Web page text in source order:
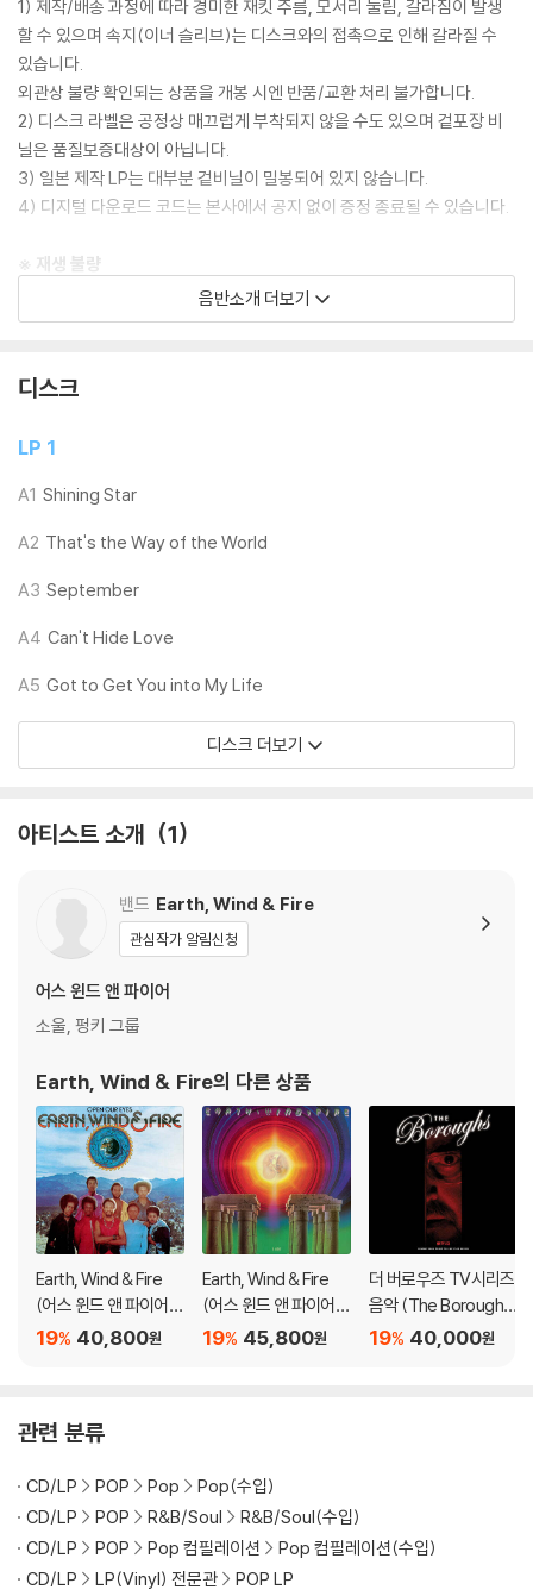
1) 제작/배송 과정에 따라 경미한 재킷 주름, 모서리 눌림, 갈라짐이 발생
할 수 있으며 속지(이너 슬리브)는 디스크와의 접촉으로 인해 갈라질 수
있습니다.
외관상 불량 확인되는 상품을 개봉 시엔 반품/교환 처리 불가합니다.
2) 디스크 라벨은 공정상 매끄럽게 부착되지 않을 수도 있으며 겉포장 비
닐은 품질보증대상이 아닙니다.
3) 일본 제작 LP는 대부분 겉비닐이 밀봉되어 있지 않습니다.
4) 디지털 다운로드 코드는 본사에서 공지 없이 증정 종료될 수 있습니다.
※ 재생 불량
1) 침압 조절 기능이 없는 턴테이블을 사용하시는 경우, (주로 올인원 형태
모델) 다이내믹 사운드의 편차가 큰 트랙을 재생할 때 이상 현상이 발생할
기기 문제로 인해 발생하는 재생 불량 현상에 대해서는 반품/교환이 불가
하니 침압 조절이 가능한 기기에서 재생하실 것을 권유 드립니다.
2) 디스크는 정전기와 먼지로 인해 재생이 원활하지 않은 경우가 있습니
3) 바늘에 먼지가 쌓이는 경우에도 재생이 원활하지 않을 수 있습니다.
※ 디스크 외관 불량
1) 열을 가하여 제작하는 바이닐 공정 특성상 디스크 표면이 미세하게 울
렁거리거나 휘어지는 경우가 있습니다.
재생이 불안정한 경우 스태빌라이저를 사용하시면 좀 더 안정적인 재생이
2) 재생 음역의 왜곡을 최소화 하고 반복 재생시에도 최대한 일관되게 유
지되도록 디스크 센터 홀 구경이 작게 제작되는 경우가 있습니다. 턴테이
블 스핀들에 맞지 않는 경우에는 전용 제품 등을 이용하여 센터 홀을 조정
가 있으며, 이는 상품의 불량이 아닙니다. 단, 재생에 이상이 있는 경우에는
아래에 해당하는 경우는 불량이 아니므로 개봉 후 반품/교환이 불가합니
1) 컬러 디스크는 웹 이미지와 실제 색상이 차이가 날 수 있습니다.
2) 컬러 디스크의 특성상 제작 공정시 앨범마다 색상 차이가 나는 경우도
3) 컬러 디스크는 제작 과정에서 다른 색상 염료가 섞여 얼룩과 번짐, 반점
등이 발생할 수 있습니다.
※ 반품/교환 안내
1) 불량으로 인한 반품/교환 요청 시에는 불량 확인을 위해 개봉 시의 동영
상을 요청할 수 있으며, 동영상이 없는 경우 반품/교환이 제한될 수 있습니
관련 사진과 동영상 및 재생 기기 모델명을 첨부하여 첨부하여 고객센터에
문의 바랍니다.
2) LP는 잦은 배송 과정에서 재킷에 손상이 발생할 가능성이 높고 재판매
음반소개 더보기
디스크
LP 1
A1 Shining Star
A2 That's the Way of the World
A3 September
A4 Can't Hide Love
A5 Got to Get You into My Life
디스크 더보기
아티스트 소개 1
밴드 Earth, Wind & Fire
관심작가 알림신청
어스 윈드 앤 파이어
소울, 펑키 그룹
Earth, Wind & Fire의 다른 상품
Earth, Wind & Fire
(어스 윈드 앤 파이어)
- Open Our Eyes [L
40,800원
19%
Earth, Wind & Fire
(어스 윈드 앤 파이어)
- 9집 I Am [LP]
45,800원
19%
더 버로우즈 TV시리즈
음악 (The Boroughs
Soundtrack From T
40,000원
19%
관련 분류
CD/LP POP Pop
Pop(수입)
CD/LP
POP R&B/Soul
R&B/Soul(수입)
CD/LP
POP Pop 컴필레이션
Pop 컴필레이션(수입)
CD/LP
LP(Vinyl) 전문관 POP LP